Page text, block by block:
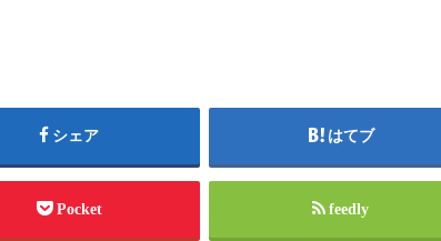
シェア はてブ
Pocket feedly